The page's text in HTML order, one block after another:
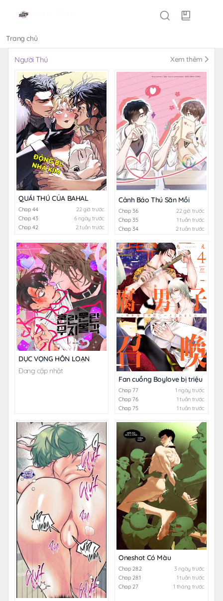
Trang chủ
Người Thú Xem thêm
QUÁI THÚ CỦA BAHAL
Chap 44
22 giờ trước
Chap 43
6 ngày trước
Chap 42
2 tuần trước
Cảnh Báo Thú Săn Mồi
Chap 36
22 giờ trước
Chap 35
1 tuần trước
Chap 34
2 tuần trước
DỤC VỌNG HỖN LOẠN
Đang cập nhật
Fan cuồng Boylove bị triệu hồi
Chap 77
1 ngày trước
Chap 76
1 tuần trước
Chap 75
1 tuần trước
Oneshot Có Màu
Chap 28.2
3 ngày trước
Chap 28.1
1 tuần trước
Chap 27
1 tháng trước